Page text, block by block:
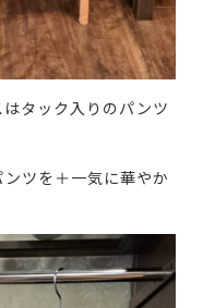
タック入りのパンツ
ツを＋一気に華やか